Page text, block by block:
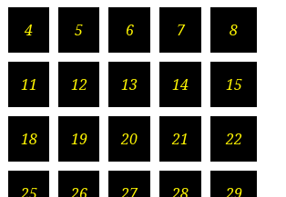
4 5 6 7 8
11 12 13 14 15
18 19 20 21 22